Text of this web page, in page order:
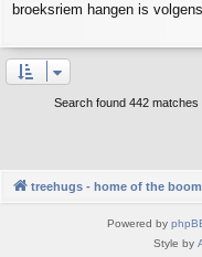
broeksriem hangen is
Search found 442 matches
treehugs - home of the
Powered by
Style by